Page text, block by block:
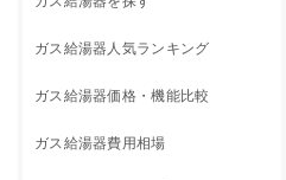
ガス給湯器人気ランキング
ガス給湯器価格・機能比較
ガス給湯器費用相場